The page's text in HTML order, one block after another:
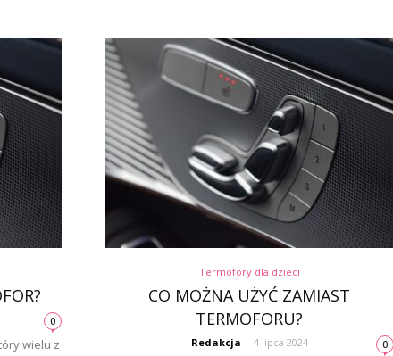
0
wielu z
Termofory dla dzieci
CO MOŻNA UŻYĆ ZAMIAST
TERMOFORU?
Redakcja - 4 lipca 2024 0